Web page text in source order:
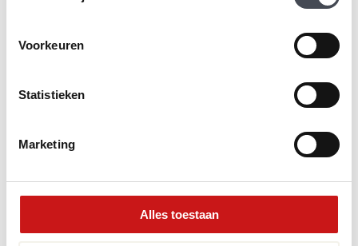
Voorkeuren
Statistieken
Marketing
Alles toestaan
Therdex Original 2 serie 7542